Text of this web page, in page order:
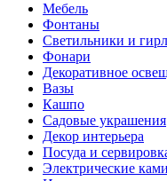
Мебель
Фонтаны
Светильники и
Фонари
Декоративное
Вазы
Кашпо
Садовые украшения
Декор интерьера
Посуда и
Электрические